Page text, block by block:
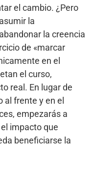
el cambio. ¿Pero
la
la creencia
de «marcar
en el
el curso,
real. En lugar de
al frente y en el
empezarás a
impacto que
beneficiarse la